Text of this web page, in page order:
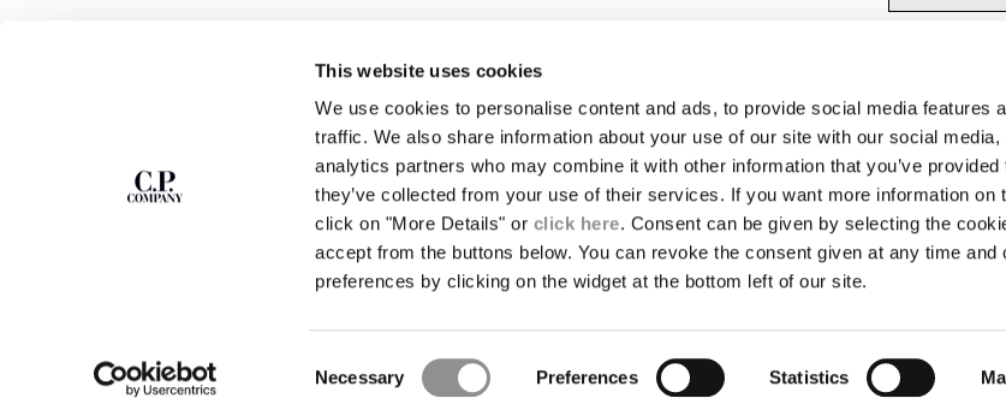
This website uses cookies
We use cookies to personalise content and ads, to provide social media features
traffic. We also share information about your use of our site with our social media,
analytics partners who may combine it with other information that you’ve provided
they’ve collected from your use of their services. If you want more information on
click on "More Details" or click here. Consent can be given by selecting the
accept from the buttons below. You can revoke the consent given at any time and
preferences by clicking on the widget at the bottom left of our site.
Selection
Necessary Preferences Statistics
ANMELDEN
Treten Sie unserer Community bei und erhalten
Sie Zugang zu exklusiven Inhalten, Vorschauen
und Sonderangeboten. Für Sie 10 % Rabatt auf
UNSERE GESCHICHTE
LEGENDÄRE KLEIDUNGSSTÜCKE
LINSEN-ZERTIFIZIERUNG
KARRIERE
PROGRAMM FÜR UMWELT- UND SOZIALVERANTWORTUNG
ALLGEMEINE
RÜCKSENDUNGEN
ZAHLUNGSMETHODEN
ALLGEMEINE